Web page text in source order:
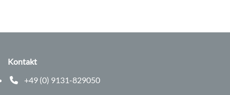
Kontakt
+49 (0) 9131-829050
Telefonnummer: 0 9 1 3 1 8 2 9 0 5 0